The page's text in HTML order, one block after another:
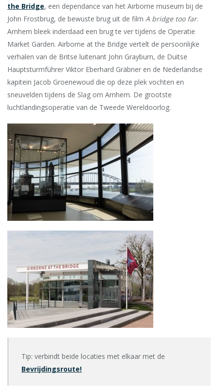
the Bridge, een dependance van het Airborne museum bij de
John Frostbrug, de bewuste brug uit de film A bridge too far.
Arnhem bleek inderdaad een brug te ver tijdens de Operatie
Market Garden. Airborne at the Bridge vertelt de persoonlijke
verhalen van de Britse luitenant John Grayburn, de Duitse
Hauptsturmführer Viktor Eberhard Gräbner en de Nederlandse
kapitein Jacob Groenewoud die op deze plek vochten en
sneuvelden tijdens de Slag om Arnhem. De grootste
luchtlandingsoperatie van de Tweede Wereldoorlog.
Tip: verbindt beide locaties met elkaar met de
Bevrijdingsroute!